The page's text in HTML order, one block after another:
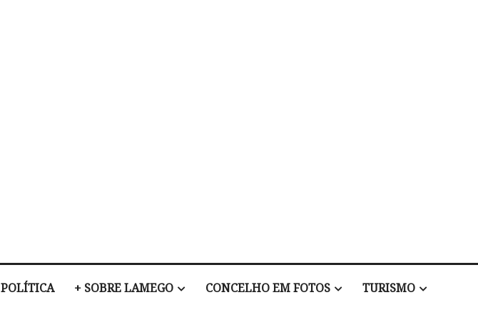
POLÍTICA + SOBRE LAMEGO CONCELHO EM FOTOS TURISMO